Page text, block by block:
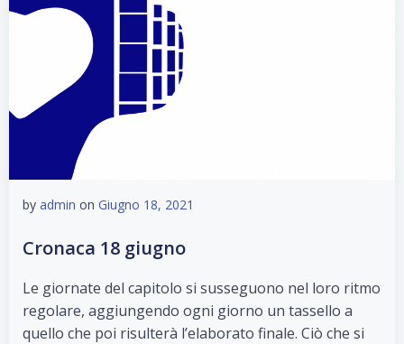
by admin on Giugno 18, 2021
Cronaca 18 giugno
Le giornate del capitolo si susseguono nel loro ritmo
regolare, aggiungendo ogni giorno un tassello a
quello che poi risulterà l’elaborato finale. Ciò che si